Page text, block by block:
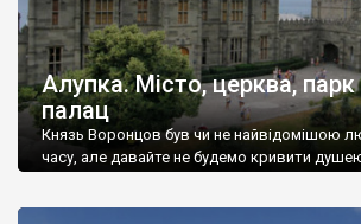
Алупка. Місто, церква, парк
палац
Князь Воронцов був чи не найвідомішою
часу, але давайте не будемо кривити